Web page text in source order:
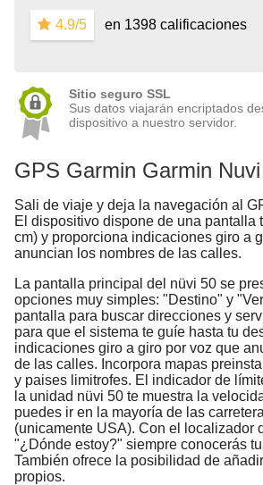
4.9/5
en 1398 calificaciones
Sitio seguro SSL
Sus datos viajarán encriptados
dispositivo a nuestro servidor.
GPS Garmin Garmin
Sali de viaje y deja la navegación al
El dispositivo dispone de una pantalla
cm) y proporciona indicaciones giro a
anuncian los nombres de las calles.
La pantalla principal del nüvi 50 se
opciones muy simples: "Destino" y
pantalla para buscar direcciones y
para que el sistema te guíe hasta tu
indicaciones giro a giro por voz que
de las calles. Incorpora mapas
y paises limitrofes. El indicador de
la unidad nüvi 50 te muestra la
puedes ir en la mayoría de las
(unicamente USA). Con el localizador
"¿Dónde estoy?" siempre conocerás
También ofrece la posibilidad de
propios.